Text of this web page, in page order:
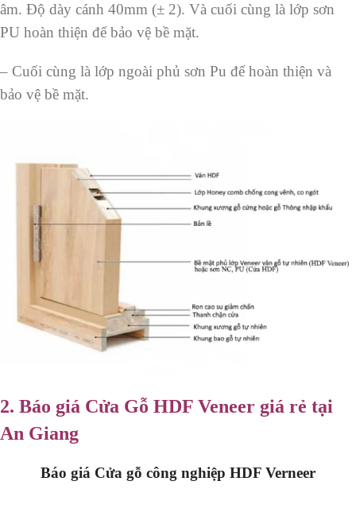
âm. Độ dày cánh 40mm (± 2). Và cuối cùng là lớp sơn
PU hoàn thiện để bảo vệ bề mặt.
– Cuối cùng là lớp ngoài phủ sơn Pu để hoàn thiện và
bảo vệ bề mặt.
2. Báo giá Cửa Gỗ HDF Veneer giá rẻ tại
An Giang
Báo giá Cửa gỗ công nghiệp HDF Verneer